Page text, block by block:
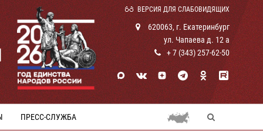
ВЕРСИЯ ДЛЯ СЛАБОВИДЯЩИХ
620063, г. Екатеринбург
ул. Чапаева д. 12 а
+ 7 (343) 257-62-50
ПРЕСС-СЛУЖБА